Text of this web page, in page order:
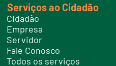
t
e
l
f
o
e
s
Serviços ao Cidadão
Cidadão
Empresa
Servidor
Fale Conosco
Todos os serviços